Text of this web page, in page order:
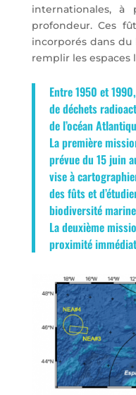
internationales,
profondeur. Ces
incorporés dans
remplir les espaces
Entre 1950 et
de déchets
de l’océan
La première
prévue du 15 juin
vise à
des fûts et
biodiversité
La deuxième
proximité